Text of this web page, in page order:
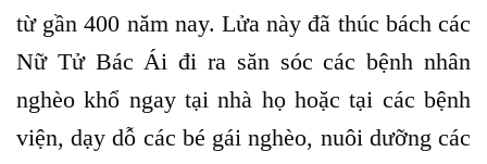
từ gần 400 năm nay. Lửa này đã thúc bách các
Nữ Tử Bác Ái đi ra săn sóc các bệnh nhân
nghèo khổ ngay tại nhà họ hoặc tại các bệnh
viện, dạy dỗ các bé gái nghèo, nuôi dưỡng các